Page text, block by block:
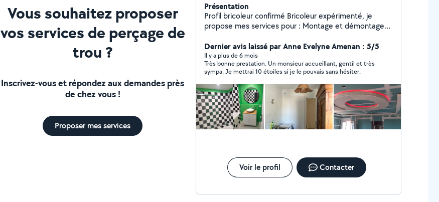
Vous souhaitez proposer
vos services de perçage de
trou ?
Inscrivez-vous et répondez aux demandes près
de chez vous !
Proposer mes services
Présentation
Profil bricoleur confirmé Bricoleur expérimenté, je
propose mes services pour : Montage et démontage
luminaires) Réparations simples Travail propre et
efficace, matériel fourni si besoin. Disponible en
semaine et week-end.
Dernier avis laissé par Anne Evelyne Amenan : 5/5
Il y a plus de 6 mois
Très bonne prestation. Un monsieur accueillant, gentil et très
sympa. Je mettrai 10 étoiles si je le pouvais sans hésiter.
Voir le profil Contacter